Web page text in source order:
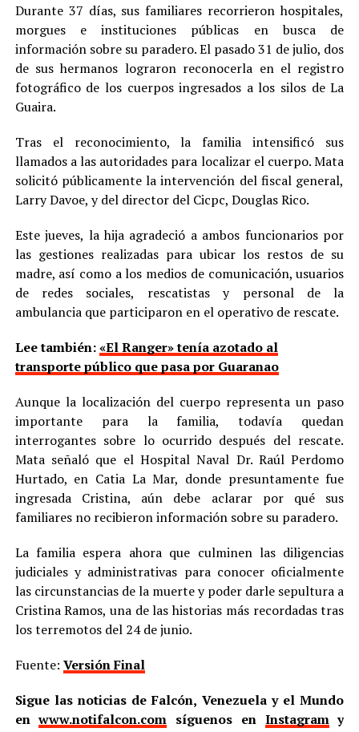
Durante 37 días, sus familiares recorrieron hospitales,
morgues e instituciones públicas en busca de
información sobre su paradero. El pasado 31 de julio, dos
de sus hermanos lograron reconocerla en el registro
fotográfico de los cuerpos ingresados a los silos de La
Guaira.
Tras el reconocimiento, la familia intensificó sus
llamados a las autoridades para localizar el cuerpo. Mata
solicitó públicamente la intervención del fiscal general,
Larry Davoe, y del director del Cicpc, Douglas Rico.
Este jueves, la hija agradeció a ambos funcionarios por
las gestiones realizadas para ubicar los restos de su
madre, así como a los medios de comunicación, usuarios
de redes sociales, rescatistas y personal de la
ambulancia que participaron en el operativo de rescate.
Lee también:«El Ranger» tenía azotado al
transporte público que pasa por Guaranao
Aunque la localización del cuerpo representa un paso
importante para la familia, todavía quedan
interrogantes sobre lo ocurrido después del rescate.
Mata señaló que el Hospital Naval Dr. Raúl Perdomo
Hurtado, en Catia La Mar, donde presuntamente fue
ingresada Cristina, aún debe aclarar por qué sus
familiares no recibieron información sobre su paradero.
La familia espera ahora que culminen las diligencias
judiciales y administrativas para conocer oficialmente
las circunstancias de la muerte y poder darle sepultura a
Cristina Ramos, una de las historias más recordadas tras
los terremotos del 24 de junio.
Fuente: Versión Final
Sigue las noticias de Falcón, Venezuela y el Mundo
enwww.notifalcon.com síguenos en Instagramy